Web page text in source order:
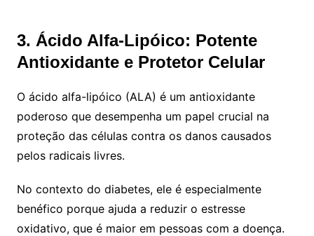
3. Ácido Alfa-Lipóico: Potente
Antioxidante e Protetor Celular
O ácido alfa-lipóico (ALA) é um antioxidante
poderoso que desempenha um papel crucial na
proteção das células contra os danos causados
pelos radicais livres.
No contexto do diabetes, ele é especialmente
benéfico porque ajuda a reduzir o estresse
oxidativo, que é maior em pessoas com a doença.